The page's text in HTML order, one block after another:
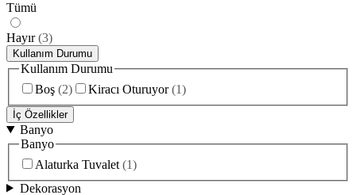
Tümü
Hayır (3)
Kullanım Durumu
Kullanım Durumu
Boş (2) Kiracı Oturuyor (1)
İç Özellikler
Banyo
Banyo
Alaturka Tuvalet (1)
Dekorasyon